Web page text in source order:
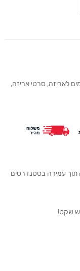
לאריזה, סרטי אריזה,
תוך עמידה בסטנדרטים
שקט!